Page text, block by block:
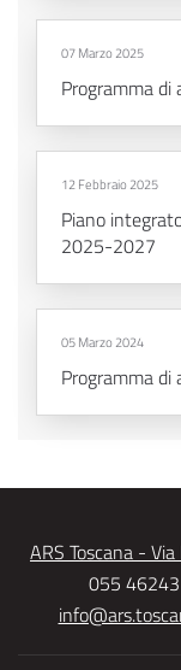
07 Marzo 2025
Programma
12 Febbraio 2025
Piano
2025-2027
05 Marzo 2024
Programma
ARS Toscana -
055